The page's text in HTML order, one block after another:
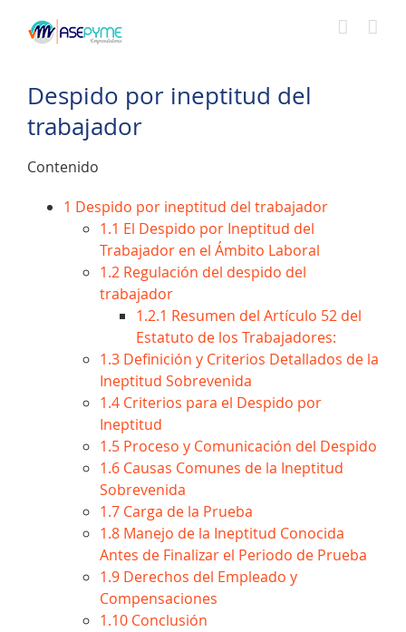
Despido por ineptitud del
trabajador
Contenido
1 Despido por ineptitud del trabajador
1.1 El Despido por Ineptitud del
Trabajador en el Ámbito Laboral
1.2 Regulación del despido del
trabajador
1.2.1 Resumen del Artículo 52 del
Estatuto de los Trabajadores:
1.3 Definición y Criterios Detallados de la
Ineptitud Sobrevenida
1.4 Criterios para el Despido por
Ineptitud
1.5 Proceso y Comunicación del Despido
1.6 Causas Comunes de la Ineptitud
Sobrevenida
1.7 Carga de la Prueba
1.8 Manejo de la Ineptitud Conocida
Antes de Finalizar el Periodo de Prueba
1.9 Derechos del Empleado y
Compensaciones
1.10 Conclusión